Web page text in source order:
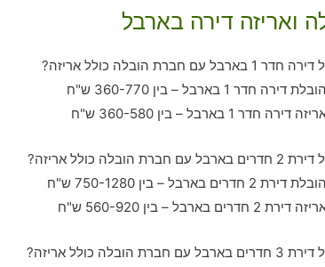
ואריזה דירה בארבל
הובלה כולל אריזה?
1 בארבל – בין 360-770 ש"ח
1 בארבל – בין 360-580 ש"ח
כולל אריזה?
– בין 750-1280 ש"ח
– בין 560-920 ש"ח
כולל אריזה?